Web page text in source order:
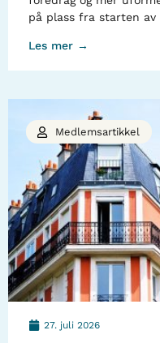
på plass fra starten av
Les mer →
27. juli 2026
Medlemsartikkel